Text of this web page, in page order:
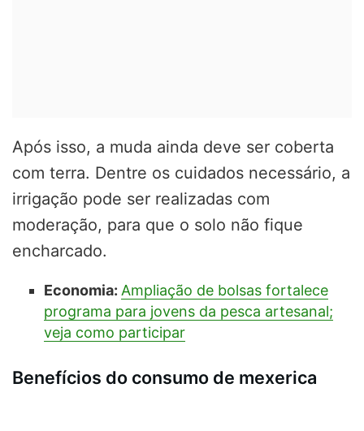
Após isso, a muda ainda deve ser coberta
com terra. Dentre os cuidados necessário, a
irrigação pode ser realizadas com
moderação, para que o solo não fique
encharcado.
Economia: Ampliação de bolsas fortalece
programa para jovens da pesca artesanal;
veja como participar
Benefícios do consumo de mexerica